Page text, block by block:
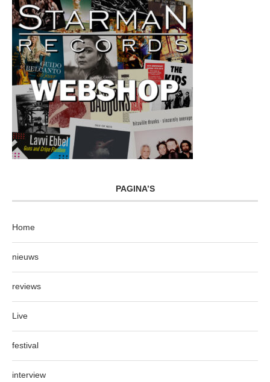
PAGINA’S
Home
nieuws
reviews
Live
festival
interview